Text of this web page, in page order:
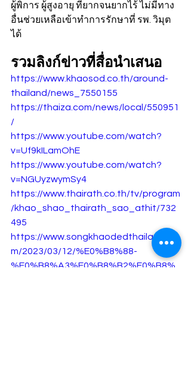
ผู้พิการ ผู้สูงอายุ ที่ยากจนยากไร้ ไม่มีทาง
อื่นช่วยเหลือเข้าทำการรักษาที่ รพ. วิมุต
ได้
รวมลิงก์ข่าวที่สื่อนำเสนอ
https://www.khaosod.co.th/around-
thailand/news_7550155
https://thaiza.com/news/local/550951
/
https://www.youtube.com/watch?
v=Uf9kILamOhE
https://www.youtube.com/watch?
v=NGUyzwymSy4
https://www.thairath.co.th/tv/program
/khao_shao_thairath_sao_athit/732
495
https://www.songkhaodedthailand.co
m/2023/03/12/%E0%B8%88-
%E0%B8%A3%E0%B8%B2%E0%B8%